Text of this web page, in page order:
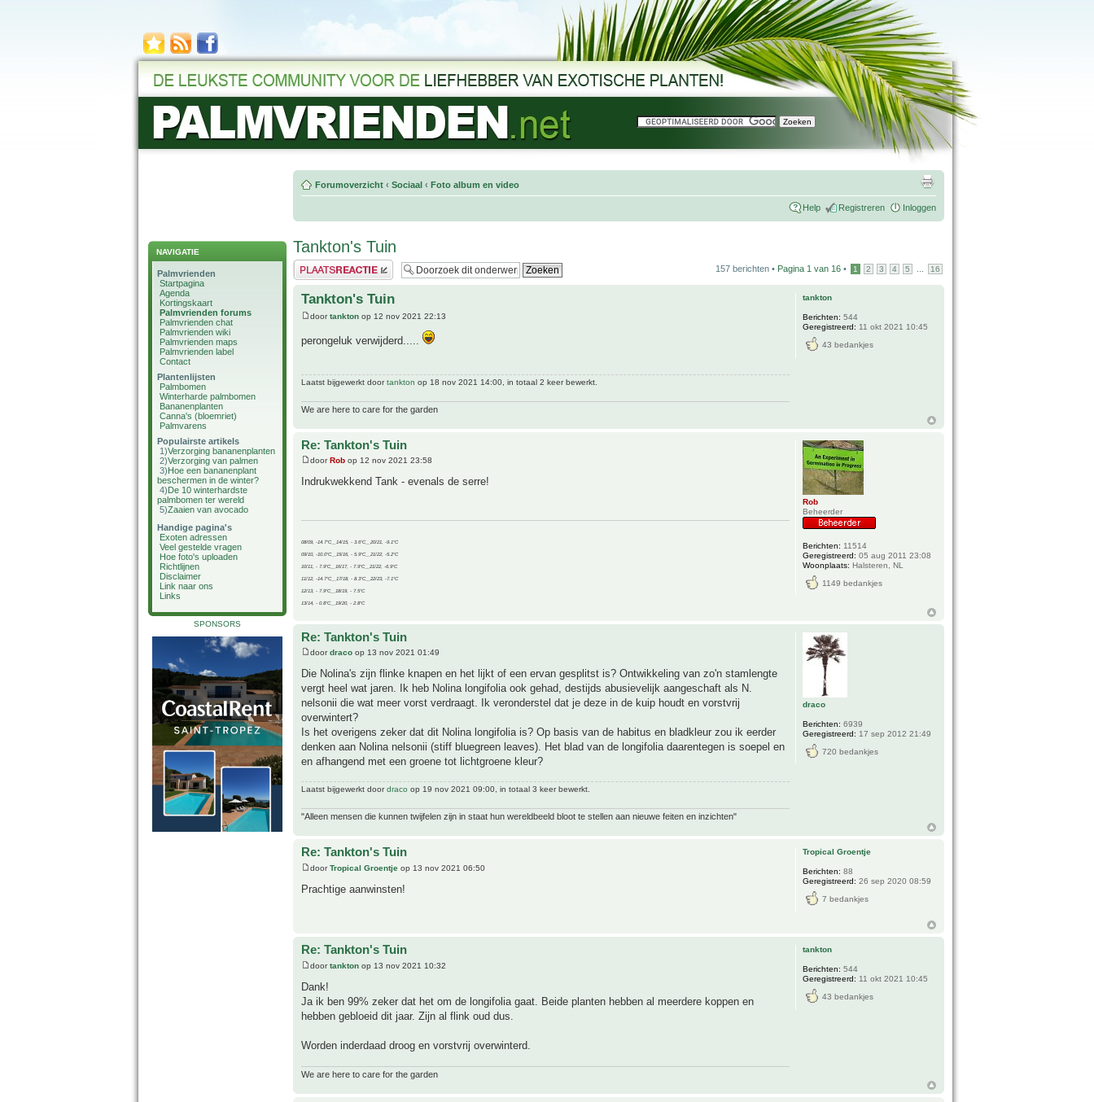
NAVIGATIE
Palmvrienden
Startpagina
Agenda
Kortingskaart
Palmvrienden forums
Palmvrienden chat
Palmvrienden wiki
Palmvrienden maps
Palmvrienden label
Contact
Plantenlijsten
Palmbomen
Winterharde palmbomen
Bananenplanten
Canna's (bloemriet)
Palmvarens
Populairste artikels
1)Verzorging bananenplanten
2)Verzorging van palmen
3)Hoe een bananenplant
beschermen in de winter?
4)De 10 winterhardste
palmbomen ter wereld
5)Zaaien van avocado
Handige pagina's
Exoten adressen
Veel gestelde vragen
Hoe foto's uploaden
Richtlijnen
Disclaimer
Link naar ons
Links
SPONSORS
Forumoverzicht ‹ Sociaal ‹ Foto album en video
Help Registreren Inloggen
Tankton's Tuin
Plaats een reactie 157 berichten • Pagina 1 van 16 • 1 2 3 4 5 16
Tankton's Tuin
doortankton op 12 nov 2021 22:13
perongeluk verwijderd.....
Laatst bijgewerkt doortankton op 18 nov 2021 14:00, in totaal 2 keer bewerkt.
We are here to care for the garden
tankton
Berichten: 544
Geregistreerd: 11 okt 2021 10:45
43 bedankjes
Re: Tankton's Tuin
doorRob op 12 nov 2021 23:58
Indrukwekkend Tank - evenals de serre!
08/09, -14.7°C__14/15, - 3.6°C__20/21, -9.1°C
09/10, -10.0°C__15/16, - 5.9°C__21/22, -5.2°C
10/11, - 7.9°C__16/17, - 7.9°C__21/22, -6.9°C
11/12, -14.7°C__17/18, - 8.3°C__22/23, -7.1°C
12/13, - 7.9°C__18/19, - 7.5°C
13/14, - 0.8°C__19/20, - 2.8°C
Rob
Beheerder
Berichten: 11514
Geregistreerd: 05 aug 2011 23:08
Woonplaats: Halsteren, NL
1149 bedankjes
Re: Tankton's Tuin
doordraco op 13 nov 2021 01:49
Die Nolina's zijn flinke knapen en het lijkt of een ervan gesplitst is? Ontwikkeling van zo'n stamlengte
vergt heel wat jaren. Ik heb Nolina longifolia ook gehad, destijds abusievelijk aangeschaft als N.
nelsonii die wat meer vorst verdraagt. Ik veronderstel dat je deze in de kuip houdt en vorstvrij
overwintert?
Is het overigens zeker dat dit Nolina longifolia is? Op basis van de habitus en bladkleur zou ik eerder
denken aan Nolina nelsonii (stiff bluegreen leaves). Het blad van de longifolia daarentegen is soepel en
en afhangend met een groene tot lichtgroene kleur?
Laatst bijgewerkt doordraco op 19 nov 2021 09:00, in totaal 3 keer bewerkt.
"Alleen mensen die kunnen twijfelen zijn in staat hun wereldbeeld bloot te stellen aan nieuwe feiten en inzichten"
draco
Berichten: 6939
Geregistreerd: 17 sep 2012 21:49
720 bedankjes
Re: Tankton's Tuin
doorTropical Groentje op 13 nov 2021 06:50
Prachtige aanwinsten!
Tropical Groentje
Berichten: 88
Geregistreerd: 26 sep 2020 08:59
7 bedankjes
Re: Tankton's Tuin
doortankton op 13 nov 2021 10:32
Dank!
Ja ik ben 99% zeker dat het om de longifolia gaat. Beide planten hebben al meerdere koppen en
hebben gebloeid dit jaar. Zijn al flink oud dus.
Worden inderdaad droog en vorstvrij overwinterd.
We are here to care for the garden
tankton
Berichten: 544
Geregistreerd: 11 okt 2021 10:45
43 bedankjes